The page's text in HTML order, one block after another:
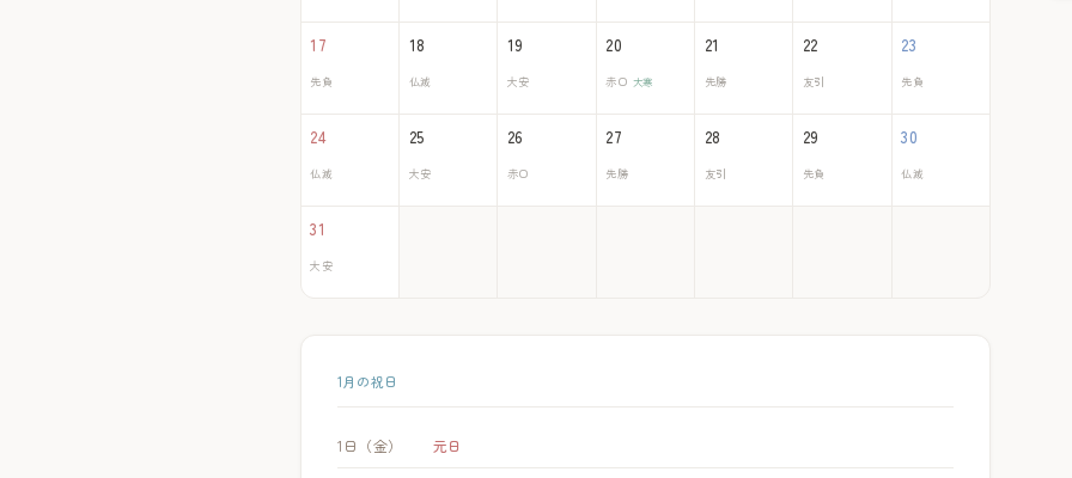
17
先負
18
仏滅
19
大安
20
赤口 大寒
21
先勝
22
友引
23
先負
24
仏滅
25
大安
26
赤口
27
先勝
28
友引
29
先負
30
仏滅
31
大安
1月の祝日
1日（金） 元日